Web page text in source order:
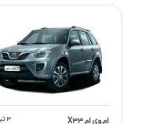
ام وی ام X۳۳ ۳ تیپ